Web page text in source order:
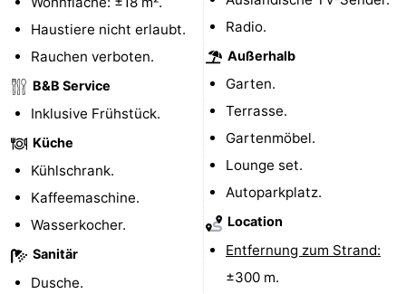
Schouwen-
Duiveland
-
Renesse
-
Brouwershaven
Bruinisse
-
Natur
-
Haustiere nicht erlaubt.
Rauchen verboten.
B&B Service
Inklusive Frühstück.
Küche
Kühlschrank.
Kaffeemaschine.
Wasserkocher.
Sanitär
Dusche.
Radio.
Außerhalb
Garten.
Terrasse.
Gartenmöbel.
Lounge set.
Autoparkplatz.
Location
Entfernung zum Strand:
±300 m.